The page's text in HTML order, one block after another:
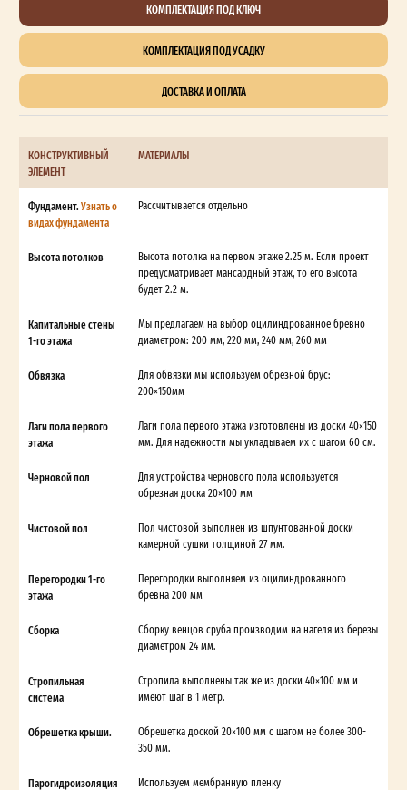
КОМПЛЕКТАЦИЯ ПОД КЛЮЧ
КОМПЛЕКТАЦИЯ ПОД УСАДКУ
ДОСТАВКА И ОПЛАТА
КОНСТРУКТИВНЫЙ
ЭЛЕМЕНТ
МАТЕРИАЛЫ
Фундамент.Узнать о
видах фундамента
Рассчитывается отдельно
Высота потолков
Высота потолка на первом этаже 2.25 м. Если проект
предусматривает мансардный этаж, то его высота
будет 2.2 м.
Капитальные стены
1-го этажа
Мы предлагаем на выбор оцилиндрованное бревно
диаметром: 200 мм, 220 мм, 240 мм, 260 мм
Обвязка
Для обвязки мы используем обрезной брус:
200×150мм
Лаги пола первого
этажа
Лаги пола первого этажа изготовлены из доски 40×150
мм. Для надежности мы укладываем их с шагом 60 см.
Черновой пол
Для устройства чернового пола используется
обрезная доска 20×100 мм
Чистовой пол
Пол чистовой выполнен из шпунтованной доски
камерной сушки толщиной 27 мм.
Перегородки 1-го
этажа
Перегородки выполняем из оцилиндрованного
бревна 200 мм
Сборка
Сборку венцов сруба производим на нагеля из березы
диаметром 24 мм.
Стропильная
система
Стропила выполнены так же из доски 40×100 мм и
имеют шаг в 1 метр.
Обрешетка крыши.
Обрешетка доской 20×100 мм с шагом не более 300-
350 мм.
Парогидроизоляция Используем мембранную пленку